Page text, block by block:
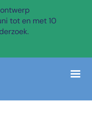
tot en met 10